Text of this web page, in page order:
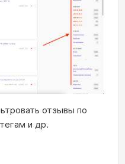
отзывы по
и др.